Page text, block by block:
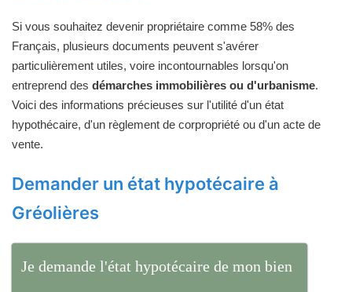
Si vous souhaitez devenir propriétaire comme 58% des
Français, plusieurs documents peuvent s'avérer
particulièrement utiles, voire incontournables lorsqu'on
entreprend des démarches immobilières ou d'urbanisme.
Voici des informations précieuses sur l'utilité d'un état
hypothécaire, d'un règlement de corpropriété ou d'un acte de
vente.
Demander un état hypotécaire à
Gréolières
Je demande l'état hypotécaire de mon bien